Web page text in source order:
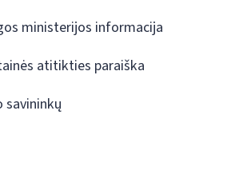
ministerijos informacija
atitikties paraiška